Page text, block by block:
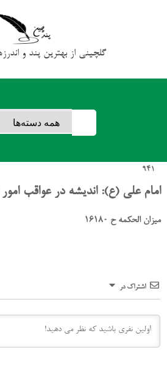
گلچینی از بهترین پند و
941
امام علی (ع): اندیشه در عواقب
میزان الحکمه ح 16180
اشتراک در